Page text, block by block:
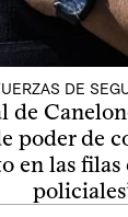
DE
de
poder de
en las filas